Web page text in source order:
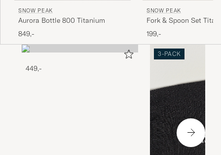
SNOW PEAK
Aurora Bottle 800 Titanium
849,-
SNOW PEAK
Fork & Spoon Set
199,-
449,-
3-PACK